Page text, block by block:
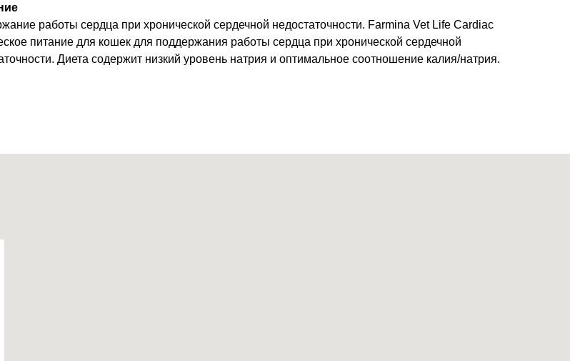
работы сердца при хронической сердечной недостаточности. Farmina Vet Life Cardiac
питание для кошек для поддержания работы сердца при хронической сердечной
Диета содержит низкий уровень натрия и оптимальное соотношение калия/натрия.